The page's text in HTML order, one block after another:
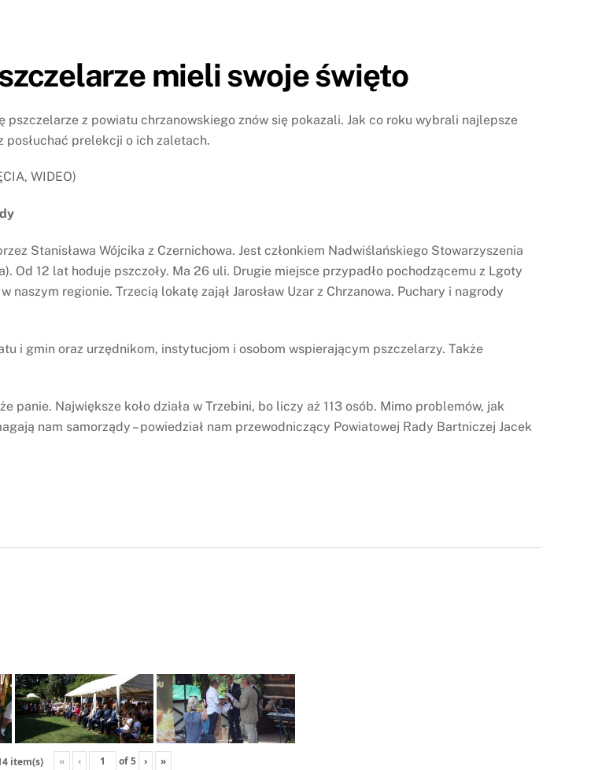
mieli swoje święto
z powiatu chrzanowskiego znów się pokazali. Jak co roku wybrali najlepsze
prelekcji o ich zaletach.
Stanisława Wójcika z Czernichowa. Jest członkiem Nadwiślańskiego Stowarzyszenia
Od 12 lat hoduje pszczoły. Ma 26 uli. Drugie miejsce przypadło pochodzącemu z Lgoty
regionie. Trzecią lokatę zajął Jarosław Uzar z Chrzanowa. Puchary i nagrody
i gmin oraz urzędnikom, instytucjom i osobom wspierającym pszczelarzy. Także
panie. Największe koło działa w Trzebini, bo liczy aż 113 osób. Mimo problemów, jak
nam samorządy – powiedział nam przewodniczący Powiatowej Rady Bartniczej Jacek
item(s) « ‹ of5 › »